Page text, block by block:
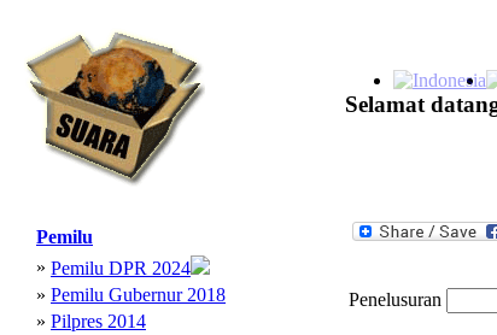
Selamat
Pemilu
» Pemilu DPR 2024
» Pemilu Gubernur 2018
» Pilpres 2014
Penelusuran